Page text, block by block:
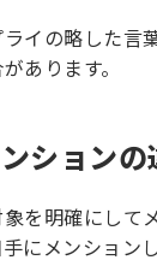
イの略した
あります。
ションの
を明確にし
にメンション